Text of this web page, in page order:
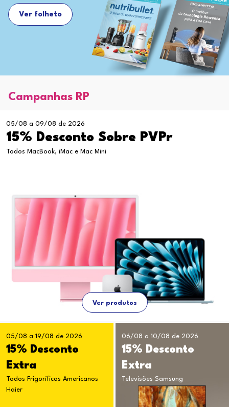
Ver folheto
Campanhas RP
05/08 a 09/08 de 2026
15% Desconto Sobre PVPr
Todos MacBook, iMac e Mac Mini
Ver produtos
05/08 a 19/08 de 2026
15% Desconto
Extra
Todos Frigoríficos Americanos
Haier
06/08 a 10/08 de 2026
15% Desconto
Extra
Televisões Samsung